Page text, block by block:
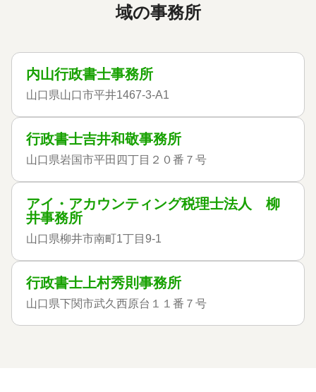
域の事務所
内山行政書士事務所
山口県山口市平井1467-3-A1
行政書士吉井和敬事務所
山口県岩国市平田四丁目２０番７号
アイ・アカウンティング税理士法人 柳
井事務所
山口県柳井市南町1丁目9-1
行政書士上村秀則事務所
山口県下関市武久西原台１１番７号